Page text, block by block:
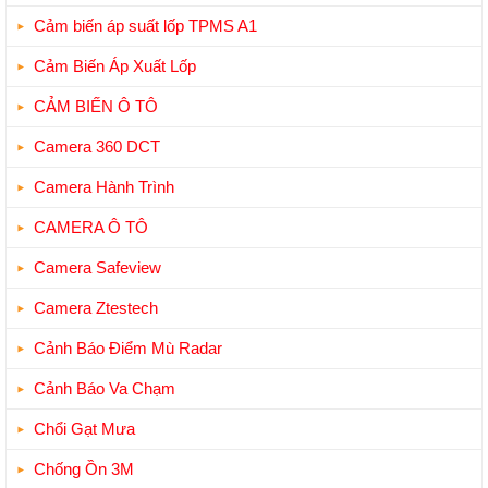
Cảm biến áp suất lốp TPMS A1
Cảm Biến Áp Xuất Lốp
CẢM BIẾN Ô TÔ
Camera 360 DCT
Camera Hành Trình
CAMERA Ô TÔ
Camera Safeview
Camera Ztestech
Cảnh Báo Điểm Mù Radar
Cảnh Báo Va Chạm
Chổi Gạt Mưa
Chống Ồn 3M